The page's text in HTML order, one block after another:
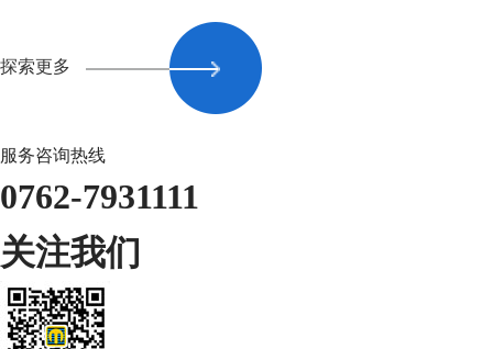
探索更多
服务咨询热线
0762-7931111
关注我们